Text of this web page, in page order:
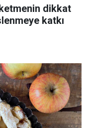
dikkat
katkı